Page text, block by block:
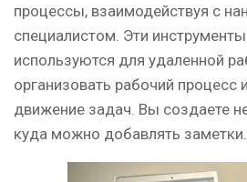
процессы, взаимодействуя с
специалистом. Эти
используются для удаленной
организовать рабочий процесс
движение задач. Вы создаете
куда можно добавлять заметки.